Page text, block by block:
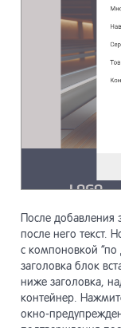
После добавления
после него текст.
с компоновкой “по
заголовка блок
ниже заголовка,
контейнер.
окно-